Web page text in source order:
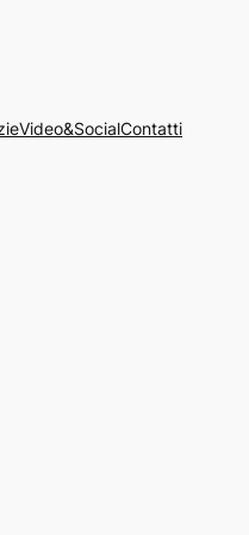
Video&SocialContatti